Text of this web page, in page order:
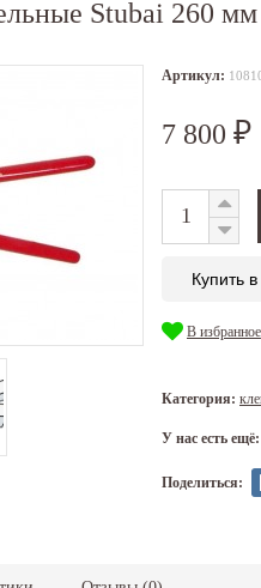
Stubai 260
Артикул:
7 800 ₽
Купить
В избранное
Категория:
У нас есть ещё:
Поделиться: